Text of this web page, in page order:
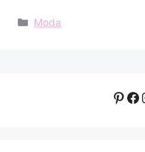
Categorías
Moda